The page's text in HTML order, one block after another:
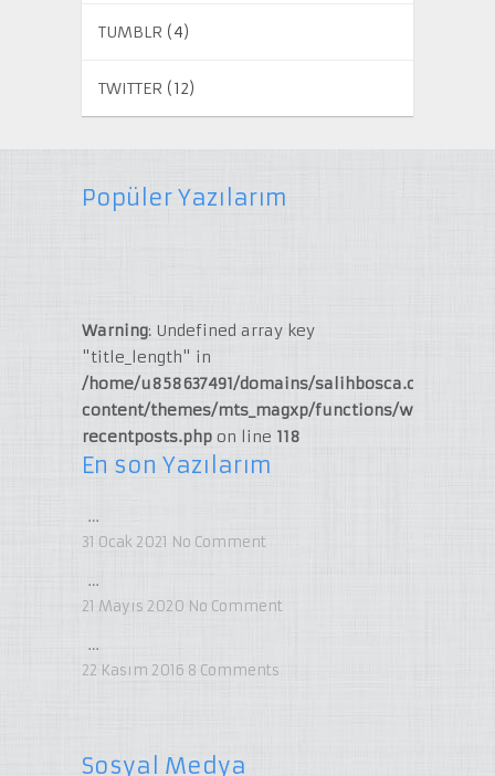
TUMBLR (4)
TWITTER (12)
Popüler Yazılarım
Warning: Undefined array key
"title_length" in
/home/u858637491/domains/salihbosca.com/
content/themes/mts_magxp/functions/widget-
recentposts.phpon line 118
En son Yazılarım
…
31 Ocak 2021 No Comment
…
21 Mayıs 2020 No Comment
…
22 Kasım 2016 8 Comments
Sosyal Medya